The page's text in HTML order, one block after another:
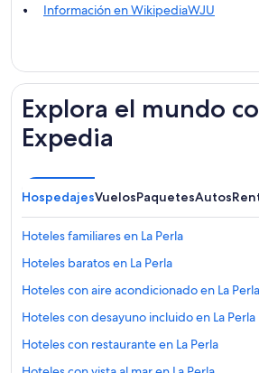
Información en WikipediaWJU
Explora el mundo
Expedia
HospedajesVuelosPaquetesAutos
Hoteles familiares en La Perla
Hoteles baratos en La Perla
Hoteles con aire acondicionado en La Perla
Hoteles con desayuno incluido en La Perla
Hoteles con restaurante en La Perla